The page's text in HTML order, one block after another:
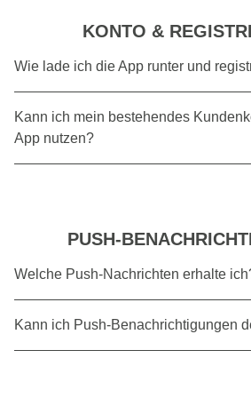
KONTO &
Wie lade ich die App runter und
Store verfügbar. Für die Teilnahme an
Speichern deiner Bestellungen brauchst
Kann ich mein bestehendes
App nutzen?
PUSH-
Welche Push-Nachrichten erhalte
Laufenden.
Kann ich Push-Benachrichtigungen